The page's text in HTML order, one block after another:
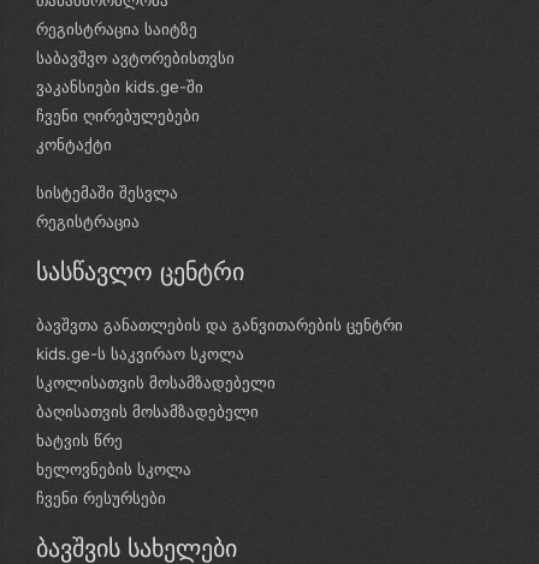
რეგისტრაცია საიტზე
საბავშვო ავტორებისთვსი
ვაკანსიები kids.ge-ში
ჩვენი ღირებულებები
კონტაქტი
სისტემაში შესვლა
რეგისტრაცია
სასწავლო ცენტრი
ბავშვთა განათლების და განვითარების ცენტრი
kids.ge-ს საკვირაო სკოლა
სკოლისათვის მოსამზადებელი
ბაღისათვის მოსამზადებელი
ხატვის წრე
ხელოვნების სკოლა
ჩვენი რესურსები
ბავშვის სახელები